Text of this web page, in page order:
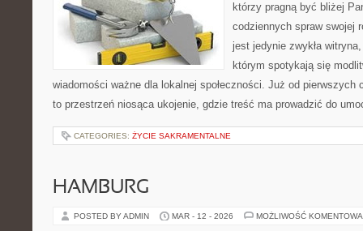
którzy pragną być bliżej
codziennych spraw swojej
jest jedynie zwykła
którym spotykają się
wiadomości ważne dla lokalnej społeczności. Już od pierwszych
to przestrzeń niosąca ukojenie, gdzie treść ma prowadzić do
CATEGORIES: ŻYCIE SAKRAMENTALNE
HAMBURG
POSTED BY ADMIN MAR - 12 - 2026 MOŻLIWOŚĆ